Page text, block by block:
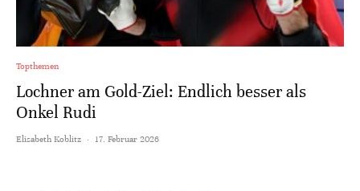
Topthemen
Lochner am Gold-Ziel: Endlich besser als
Onkel Rudi
Elisabeth Koblitz · 17. Februar 2026